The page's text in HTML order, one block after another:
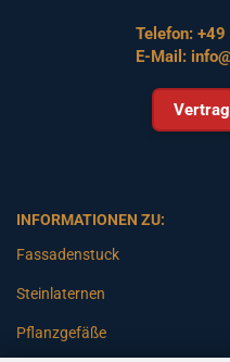
Telefon: +49
E-Mail:
INFORMATIONEN ZU:
Fassadenstuck
Steinlaternen
Pflanzgefäße